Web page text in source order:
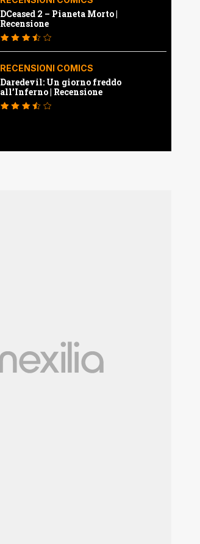
DCeased 2 – Pianeta Morto |
Recensione
RECENSIONI COMICS
Daredevil: Un giorno freddo
all’Inferno | Recensione